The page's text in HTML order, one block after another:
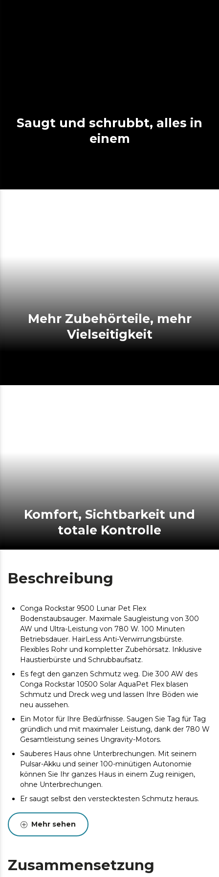
Saugt und schrubbt, alles in
einem
Mehr Zubehörteile, mehr
Vielseitigkeit
Komfort, Sichtbarkeit und
totale Kontrolle
Beschreibung
Conga Rockstar 9500 Lunar Pet Flex
Bodenstaubsauger. Maximale Saugleistung von 300
AW und Ultra-Leistung von 780 W. 100 Minuten
Betriebsdauer. HairLess Anti-Verwirrungsbürste.
Flexibles Rohr und kompletter Zubehörsatz. Inklusive
Haustierbürste und Schrubbaufsatz.
Es fegt den ganzen Schmutz weg. Die 300 AW des
Conga Rockstar 10500 Solar AquaPet Flex blasen
Schmutz und Dreck weg und lassen Ihre Böden wie
neu aussehen.
Ein Motor für Ihre Bedürfnisse. Saugen Sie Tag für Tag
gründlich und mit maximaler Leistung, dank der 780 W
Gesamtleistung seines Ungravity-Motors.
Sauberes Haus ohne Unterbrechungen. Mit seinem
Pulsar-Akku und seiner 100-minütigen Autonomie
können Sie Ihr ganzes Haus in einem Zug reinigen,
ohne Unterbrechungen.
Er saugt selbst den verstecktesten Schmutz heraus.
den hartnäckigsten Schmutz entfernen.
Vermeiden Sie Schwierigkeiten, sparen Sie Aufwand.
dank des V-förmigen Designs direkt in den Tank des
Staubsaugers leitet, so dass die Luft fließend
Mehr sehen
Zusammensetzung